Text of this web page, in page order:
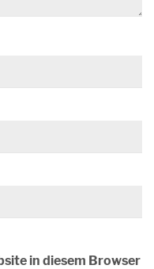
in diesem Browser